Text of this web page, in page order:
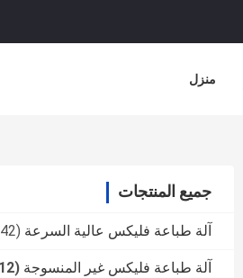
منزل
جميع المنتجات
آلة طباعة فليكس عالية السرعة (42)
آلة طباعة فليكس غير المنسوجة (12)